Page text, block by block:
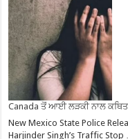
Canada ਤੋਂ ਆਈ ਲੜਕੀ ਨਾਲ
New Mexico State Police
Harjinder Singh’s Traffic